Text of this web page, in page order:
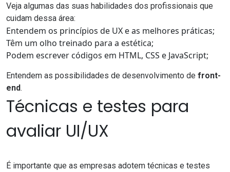
Veja algumas das suas habilidades dos profissionais que
cuidam dessa área:
Entendem os princípios de UX e as melhores práticas;
Têm um olho treinado para a estética;
Podem escrever códigos em HTML, CSS e JavaScript;
Entendem as possibilidades de desenvolvimento de front-
end.
Técnicas e testes para
avaliar UI/UX
É importante que as empresas adotem técnicas e testes